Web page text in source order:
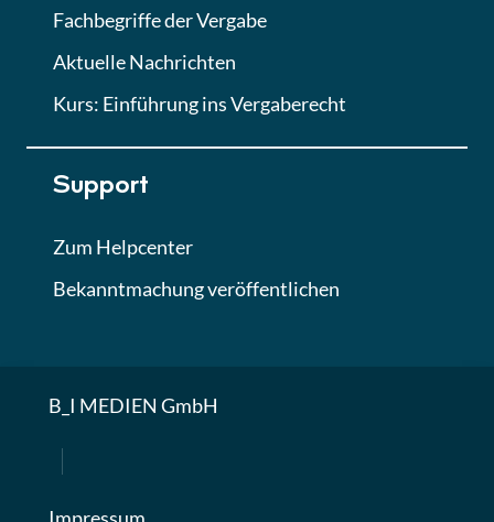
Fachbegriffe der Vergabe
Aktuelle Nachrichten
Kurs: Einführung ins Vergaberecht
Support
Zum Helpcenter
Bekanntmachung veröffentlichen
B_I MEDIEN GmbH